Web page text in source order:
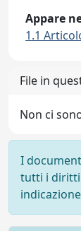
Appare
1.1
File in
Non ci
I
tutti i diritti